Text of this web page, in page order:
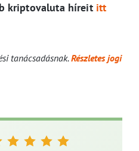
kriptovaluta híreit itt
tanácsadásnak.Részletes jogi